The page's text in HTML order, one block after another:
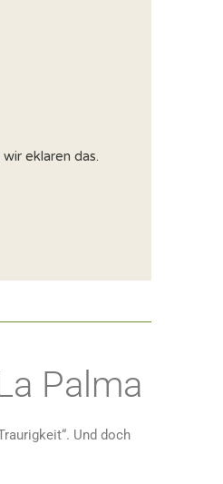
eklaren das.
Palma
Und doch